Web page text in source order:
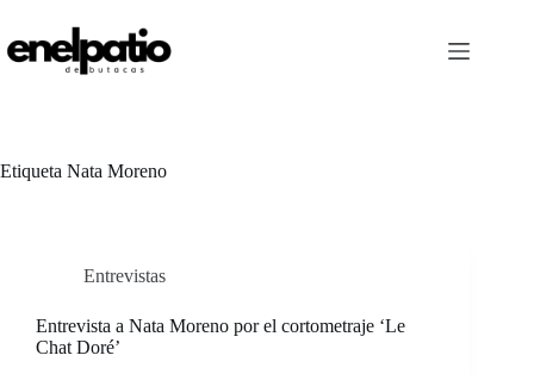
contenido
Etiqueta Nata Moreno
Entrevistas
Entrevista a Nata Moreno por el cortometraje ‘Le
Chat Doré’